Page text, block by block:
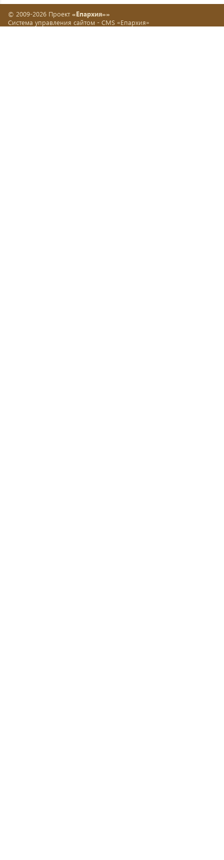
© 2009-2026 Проект «Епархия»»
Система управления сайтом - CMS «Епархия»